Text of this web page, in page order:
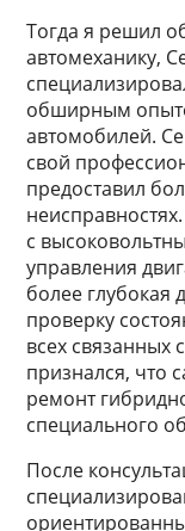
Тогда я решил
автомеханику,
обширным
автомобилей.
свой
предоставил
с
управления
более глубокая
проверку
всех связанных
признался, что
ремонт
специального
После